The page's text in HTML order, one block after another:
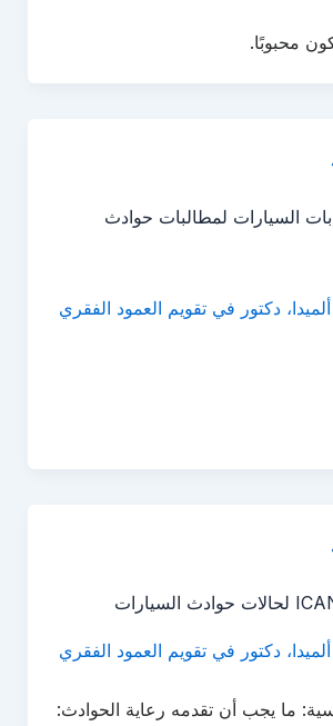
محبوبًا.
السيارات لمطالبات حوادث
دكتور في تقويم العمود الفقري
دكتور في تقويم العمود الفقري
ما يجب أن تقدمه رعاية الحوادث: